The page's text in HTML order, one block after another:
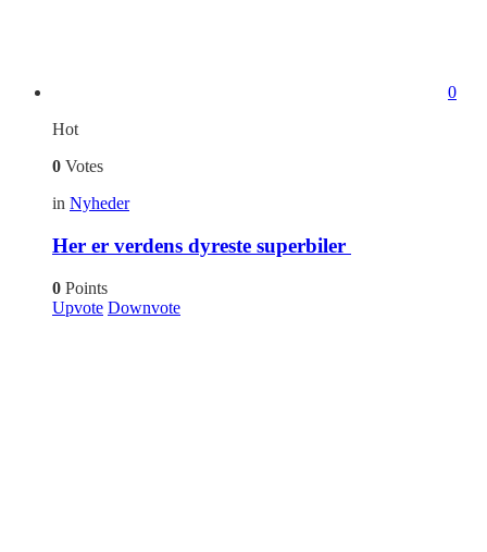
0
Hot
0 Votes
in Nyheder
Her er verdens dyreste superbiler
0 Points
Upvote Downvote